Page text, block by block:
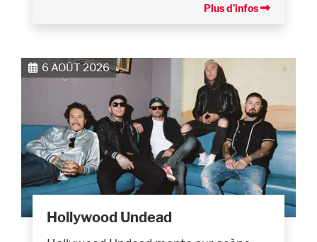
Plus d’infos
6 AOÛT 2026
Hollywood Undead